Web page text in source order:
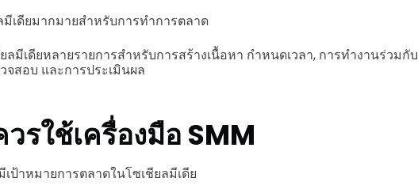
เดียมากมายสำหรับการทำการตลาด
มีเดียหลายรายการสำหรับการสร้างเนื้อหา กำหนดเวลา, การทำงานร่วมกับ
สอบ และการประเมินผล
รใช้เครื่องมือ SMM
ป้าหมายการตลาดในโซเชียลมีเดีย